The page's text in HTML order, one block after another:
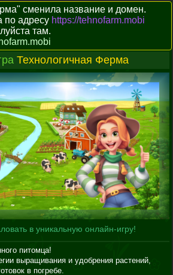
сменила название и домен.
по адресу https://tehnofarm.mobi
там.
Технологичная Ферма
в уникальную онлайн-игру!
питомца!
выращивания и удобрения растений,
в погребе.